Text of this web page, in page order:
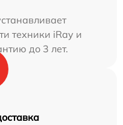
техники iRay и
до 3 лет.